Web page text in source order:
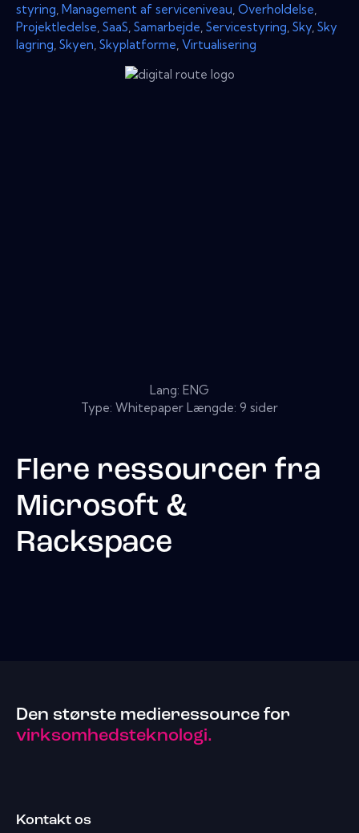
styring Management af serviceniveau Overholdelse
Projektledelse SaaS Samarbejde Servicestyring Sky Sky
lagring Skyen Skyplatforme Virtualisering
Lang: ENG
Type: Whitepaper Længde: 9 sider
Flere ressourcer fra
Microsoft &
Rackspace
Den største medieressource for
virksomhedsteknologi.
Kontakt os